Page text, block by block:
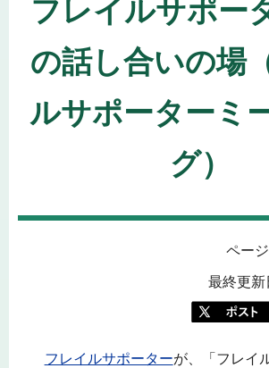
フレイルサポー
の話し合いの場
ルサポーターミ
グ）
ペー
最終更新
フレイルサポーターが、「フレイ